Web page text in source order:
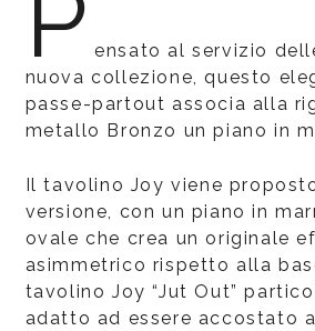
ensato al servizio
nuova collezione, questo
passe-partout associa alla
metallo Bronzo un piano in
Il tavolino Joy viene
versione, con un piano in
ovale che crea un originale
asimmetrico rispetto alla
tavolino Joy “Jut Out”
adatto ad essere accostato